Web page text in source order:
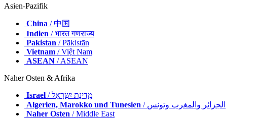
Asien-Pazifik
China / 中国
Indien / भारत गणराज्य
Pakistan / Pākistān
Vietnam / Việt Nam
ASEAN / ASEAN
Naher Osten & Afrika
Israel
/ מְדִינַת יִשְׂרָאֵל
Algerien, Marokko und Tunesien
/ الجزائر والمغرب وتونس
Naher Osten / Middle East